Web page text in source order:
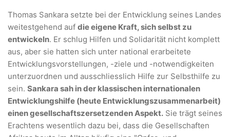
Thomas Sankara setzte bei der Entwicklung seines Landes
weitestgehend auf die eigene Kraft, sich selbst zu
entwickeln. Er schlug Hilfen und Solidarität nicht komplett
aus, aber sie hatten sich unter national erarbeitete
Entwicklungsvorstellungen, -ziele und -notwendigkeiten
unterzuordnen und ausschliesslich Hilfe zur Selbsthilfe zu
sein. Sankara sah in der klassischen internationalen
Entwicklungshilfe (heute Entwicklungszusammenarbeit)
einen gesellschaftszersetzenden Aspekt. Sie trägt seines
Erachtens wesentlich dazu bei, dass die Gesellschaften